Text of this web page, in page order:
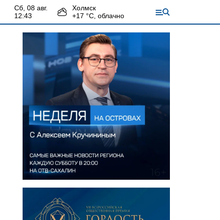
сб, 08 авг.
12:43
Холмск
+17 °С, облачно